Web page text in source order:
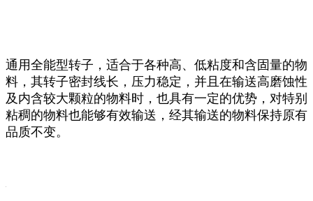
通用全能型转子，适合于各种高、低粘度和含固量的物
料，其转子密封线长，压力稳定，并且在输送高磨蚀性
及内含较大颗粒的物料时，也具有一定的优势，对特别
粘稠的物料也能够有效输送，经其输送的物料保持原有
品质不变。